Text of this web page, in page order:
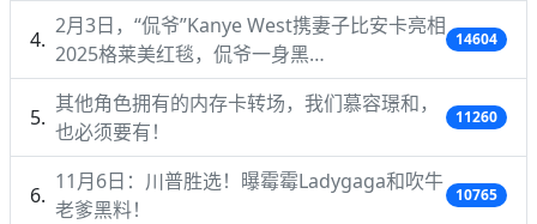
2月3日，“侃爷”Kanye West携妻子比安卡亮相
2025格莱美红毯，侃爷一身黑…
14604
其他角色拥有的内存卡转场，我们慕容璟和，
也必须要有！
11260
11月6日：川普胜选！曝霉霉Ladygaga和吹牛
老爹黑料！
10765